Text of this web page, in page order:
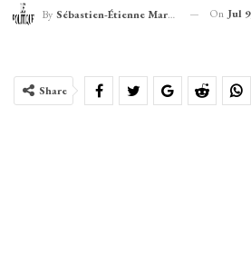
By Sébastien-Étienne Marechal On Jul
Share